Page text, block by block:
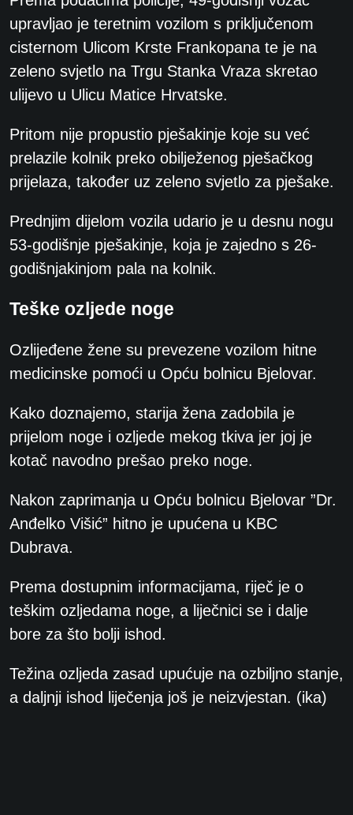
upravljao je teretnim vozilom s priključenom
cisternom Ulicom Krste Frankopana te je na
zeleno svjetlo na Trgu Stanka Vraza skretao
ulijevo u Ulicu Matice Hrvatske.
Pritom nije propustio pješakinje koje su već
prelazile kolnik preko obilježenog pješačkog
prijelaza, također uz zeleno svjetlo za pješake.
Prednjim dijelom vozila udario je u desnu nogu
53-godišnje pješakinje, koja je zajedno s 26-
godišnjakinjom pala na kolnik.
Teške ozljede noge
Ozlijeđene žene su prevezene vozilom hitne
medicinske pomoći u Opću bolnicu Bjelovar.
Kako doznajemo, starija žena zadobila je
prijelom noge i ozljede mekog tkiva jer joj je
kotač navodno prešao preko noge.
Nakon zaprimanja u Opću bolnicu Bjelovar ”Dr.
Anđelko Višić” hitno je upućena u KBC
Dubrava.
Prema dostupnim informacijama, riječ je o
teškim ozljedama noge, a liječnici se i dalje
bore za što bolji ishod.
Težina ozljeda zasad upućuje na ozbiljno stanje,
a daljnji ishod liječenja još je neizvjestan. (ika)